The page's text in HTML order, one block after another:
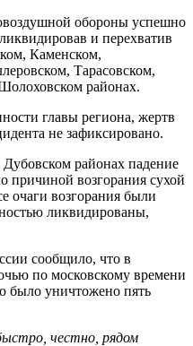
обороны успешно
и перехватив
Каменском,
Тарасовском,
районах.
главы региона, жертв
не зафиксировано.
районах падение
причиной возгорания сухой
очаги возгорания были
ликвидированы,
сообщило, что в
по московскому времени
было уничтожено пять
честно, рядом